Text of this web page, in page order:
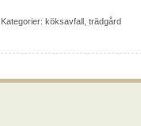
Kategorier: köksavfall trädgård